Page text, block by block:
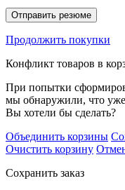
Отправить резюме
Продолжить покупки
Конфликт товаров в
При попытки
мы обнаружили, что
Вы хотели бы сделать?
Объединить корзины
Очистить корзину
Сохранить заказ